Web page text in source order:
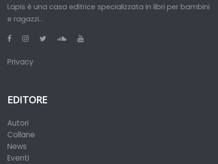
Lapis è una casa editrice specializzata in libri per bambini
e ragazzi...
Privacy
EDITORE
Autori
Collane
News
Eventi